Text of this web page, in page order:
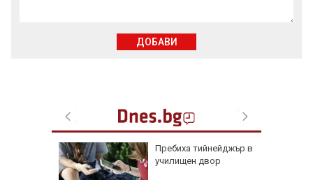
Пребиха тийнейджър в
училищен двор
ДОБАВИ